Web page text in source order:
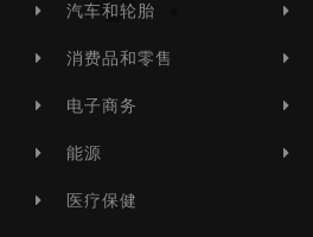
汽车和轮胎
消费品和零售
电子商务
能源
医疗保健